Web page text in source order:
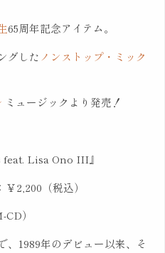
65周年記念アイテム。
グしたノンストップ・ミック
ミュージックより発売！
Lisa Ono III』
2,200（税込）
）
、1989年のデビュー以来、そ